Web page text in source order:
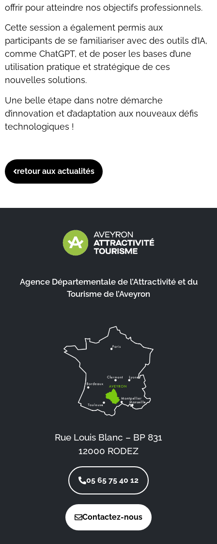
offrir pour atteindre nos objectifs professionnels.
Cette session a également permis aux
participants de se familiariser avec des outils d’IA,
comme ChatGPT, et de poser les bases d’une
utilisation pratique et stratégique de ces
nouvelles solutions.
Une belle étape dans notre démarche
d’innovation et d’adaptation aux nouveaux défis
technologiques !
retour aux actualités
Agence Départementale de l’Attractivité et du
Tourisme de l’Aveyron
Rue Louis Blanc – BP 831
12000 RODEZ
05 65 75 40 12
Contactez-nous